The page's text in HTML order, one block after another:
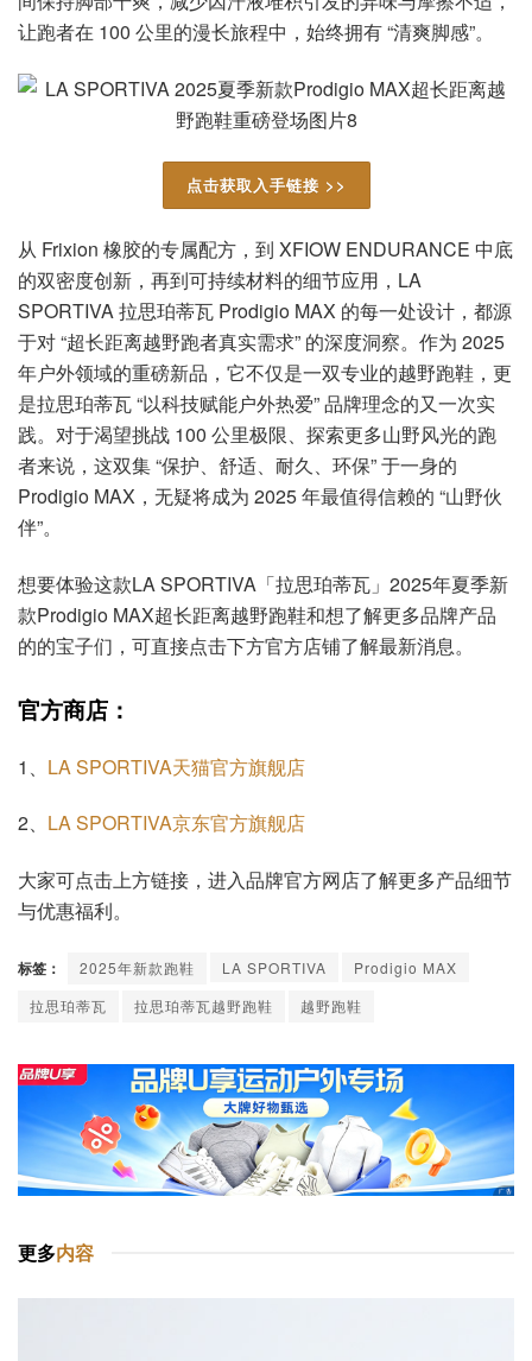
让跑者在 100 公里的漫长旅程中，始终拥有 “清爽脚感”。
点击获取入手链接 >>
从 Frixion 橡胶的专属配方，到 XFIOW ENDURANCE 中底
的双密度创新，再到可持续材料的细节应用，LA
SPORTIVA 拉思珀蒂瓦 Prodigio MAX 的每一处设计，都源
于对 “超长距离越野跑者真实需求” 的深度洞察。作为 2025
年户外领域的重磅新品，它不仅是一双专业的越野跑鞋，更
是拉思珀蒂瓦 “以科技赋能户外热爱” 品牌理念的又一次实
践。对于渴望挑战 100 公里极限、探索更多山野风光的跑
者来说，这双集 “保护、舒适、耐久、环保” 于一身的
Prodigio MAX，无疑将成为 2025 年最值得信赖的 “山野伙
伴”。
想要体验这款LA SPORTIVA「拉思珀蒂瓦」2025年夏季新
款Prodigio MAX超长距离越野跑鞋和想了解更多品牌产品
的的宝子们，可直接点击下方官方店铺了解最新消息。
官方商店：
1、 LA SPORTIVA天猫官方旗舰店
2、 LA SPORTIVA京东官方旗舰店
大家可点击上方链接，进入品牌官方网店了解更多产品细节
与优惠福利。
标签： 2025年新款跑鞋 LA SPORTIVA
Prodigio MAX
拉思珀蒂瓦
拉思珀蒂瓦越野跑鞋 越野跑鞋
更多内容